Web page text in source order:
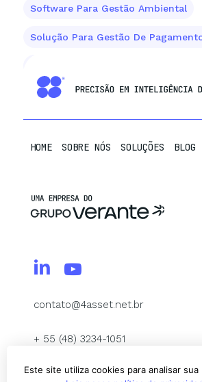
Software Para Gestão Ambiental
Solução Para Gestão De
HOME SOBRE NÓS SOLUÇÕES BLOG
contato@4asset.net.br
+ 55 (48) 3234-1051
Copyright © 2025 4Asset® Todos os direitos
Privacidade
– dpo@4asset.com.br
Este site utiliza cookies para analisar sua